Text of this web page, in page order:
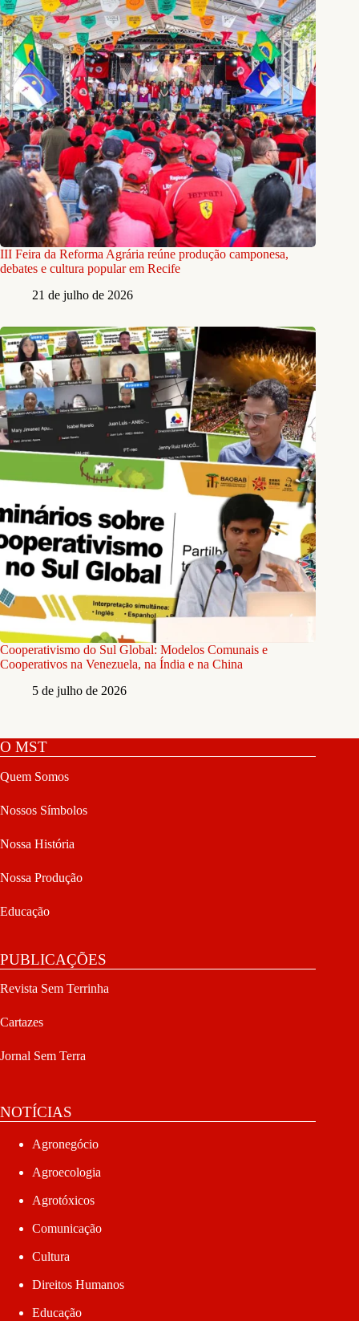
III Feira da Reforma Agrária reúne produção camponesa,
debates e cultura popular em Recife
21 de julho de 2026
Cooperativismo do Sul Global: Modelos Comunais e
Cooperativos na Venezuela, na Índia e na China
5 de julho de 2026
O MST
Quem Somos
Nossos Símbolos
Nossa História
Nossa Produção
Educação
PUBLICAÇÕES
Revista Sem Terrinha
Cartazes
Jornal Sem Terra
NOTÍCIAS
Agronegócio
Agroecologia
Agrotóxicos
Comunicação
Cultura
Direitos Humanos
Educação